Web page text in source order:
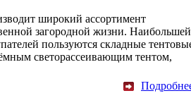
широкий ассортимент
загородной жизни. Наибольшей
пользуются складные
светорассеивающим тентом,